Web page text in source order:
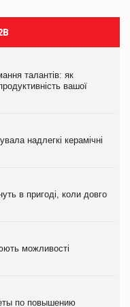
талантів: як
вашої
надлегкі керамічні
в пригоді, коли довго
можливості
по повышению